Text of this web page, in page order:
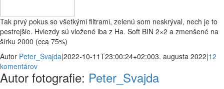
Tak prvý pokus so všetkými filtrami, zelenú som neskrýval, nech je to
pestrejšie. Hviezdy sú vložené iba z Ha. Soft BIN 2×2 a zmenšené na
šírku 2000 (cca 75%)
Autor Peter_Svajda|2022-10-11T23:00:24+02:003. augusta 2022|12
komentárov
Autor fotografie: Peter_Svajda